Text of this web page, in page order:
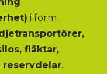
i form
fläktar,
.